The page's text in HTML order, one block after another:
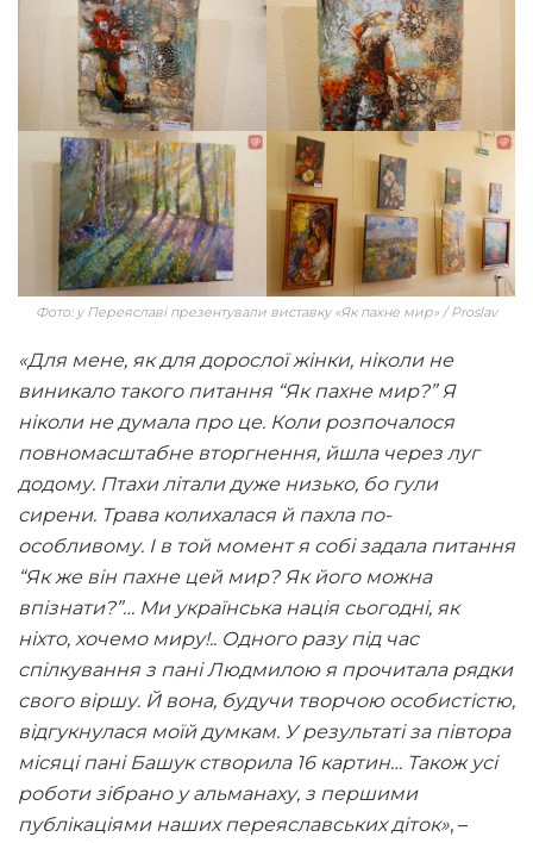
Фото: у Переяславі презентували виставку «Як пахне мир» / Proslav
«Для мене, як для дорослої жінки, ніколи не
виникало такого питання “Як пахне мир?” Я
ніколи не думала про це. Коли розпочалося
повномасштабне вторгнення, йшла через луг
додому. Птахи літали дуже низько, бо гули
сирени. Трава колихалася й пахла по-
особливому. І в той момент я собі задала питання
“Як же він пахне цей мир? Як його можна
впізнати?”… Ми українська нація сьогодні, як
ніхто, хочемо миру!.. Одного разу під час
спілкування з пані Людмилою я прочитала рядки
свого віршу. Й вона, будучи творчою особистістю,
відгукнулася моїй думкам. У результаті за півтора
місяці пані Башук створила 16 картин… Також усі
роботи зібрано у альманаху, з першими
публікаціями наших переяславських діток», –